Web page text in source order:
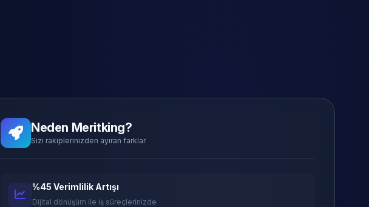
Neden Meritking?
Sizi rakiplerinizden ayıran farklar
%45 Verimlilik Artışı
Dijital dönüşüm ile iş süreçlerinizde